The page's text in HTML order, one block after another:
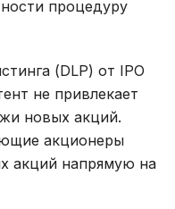
процедуру
(DLP) от IPO
не привлекает
новых акций.
акционеры
акций напрямую на